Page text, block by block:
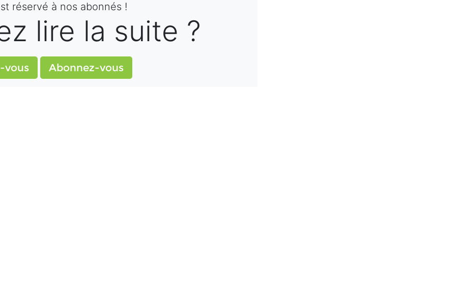
réservé à nos abonnés !
lire la suite ?
vous Abonnez-vous